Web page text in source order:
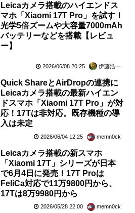
Leicaカメラ搭載のハイエンドス
マホ「Xiaomi 17T Pro」を試す！
光学5倍ズームや大容量7000mAh
バッテリーなどを搭載【レビュ
ー】
2026/06/08 20:25 伊藤浩一
Quick ShareとAirDropの連携に
Leicaカメラ搭載の最新ハイエン
ドスマホ「Xiaomi 17T Pro」が対
応！17Tは非対応。既存機種の導
入は未定
2026/06/04 12:25 memn0ck
Leicaカメラ搭載の新スマホ
「Xiaomi 17T」シリーズが日本
で6月4日に発売！17T Proは
FeliCa対応で11万9800円から、
17Tは8万9980円から
2026/05/28 22:00 memn0ck